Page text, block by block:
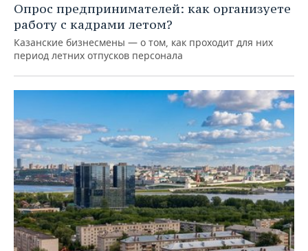
Опрос предпринимателей: как организуете
работу с кадрами летом?
Казанские бизнесмены — о том, как проходит для них
период летних отпусков персонала